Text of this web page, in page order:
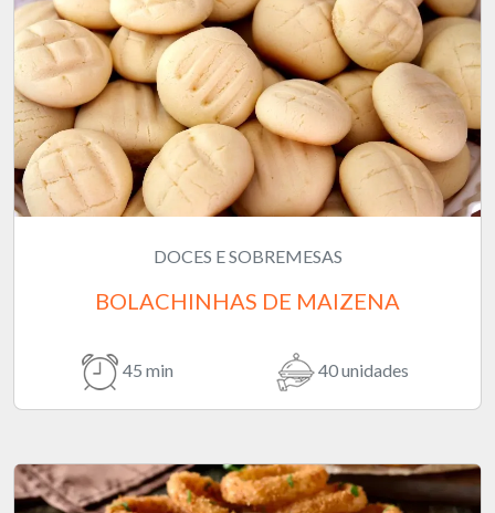
DOCES E SOBREMESAS
BOLACHINHAS DE MAIZENA
45 min 40 unidades